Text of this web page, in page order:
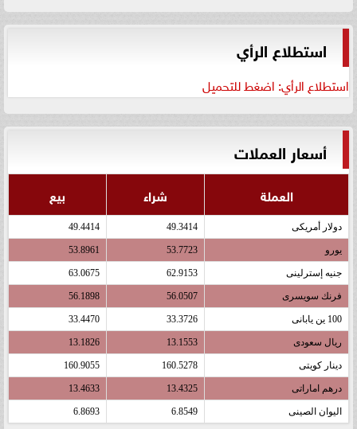
استطلاع الرأي
استطلاع الرأي: اضغط للتحميل
أسعار العملات
العملة شراء بيع
دولار أمريكى 49.3414
49.4414
يورو 53.7723
53.8961
جنيه إسترلينى 62.9153
63.0675
فرنك سويسرى 56.0507
56.1898
100 ين يابانى 33.3726
33.4470
ريال سعودى 13.1553
13.1826
دينار كويتى 160.5278
160.9055
درهم اماراتى 13.4325
13.4633
اليوان الصينى 6.8549
6.8693